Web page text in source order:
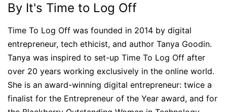
By It's Time to Log Off
Time To Log Off was founded in 2014 by digital
entrepreneur, tech ethicist, and author Tanya Goodin.
Tanya was inspired to set-up Time To Log Off after
over 20 years working exclusively in the online world.
She is an award-winning digital entrepreneur: twice a
finalist for the Entrepreneur of the Year award, and for